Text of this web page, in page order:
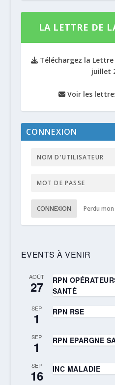
LA LETTRE DE
Téléchargez la
juillet
Voir les
CONNEXION
CONNEXION Perdu
EVENTS À VENIR
AOÛT
27
RPN
SANTÉ
SEP
1 RPN RSE
SEP
1 RPN EPARGNE
SEP
16 INC MALADIE